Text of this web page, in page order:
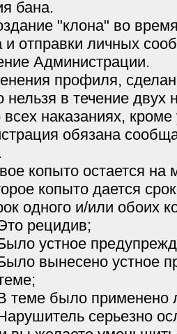
бана.
"клона" во
отправки личных
Администрации.
профиля,
нельзя в течение двух
наказаниях,
обязана
копыто остается на
копыто дается
одного и/или обоих
рецидив;
устное
вынесено устное
теме было применено
серьезно